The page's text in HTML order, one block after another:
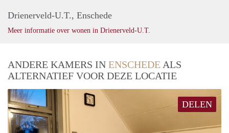
Drienerveld-U.T., Enschede
Meer informatie over wonen in Drienerveld-U.T.
ANDERE KAMERS IN ENSCHEDE ALS
ALTERNATIEF VOOR DEZE LOCATIE
DELEN